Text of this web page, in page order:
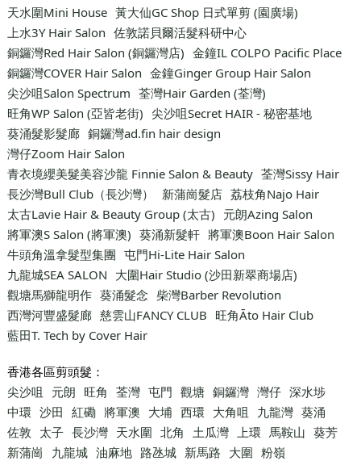
天水圍Mini House 黃大仙GC Shop 日式單剪 (園廣場)
上水3Y Hair Salon 佐敦諾貝爾活髮科研中心
銅鑼灣Red Hair Salon (銅鑼灣店) 金鐘IL COLPO Pacific Place
銅鑼灣COVER Hair Salon 金鐘Ginger Group Hair Salon
尖沙咀Salon Spectrum 荃灣Hair Garden (荃灣)
旺角WP Salon (亞皆老街) 尖沙咀Secret HAIR - 秘密基地
葵涌髮影髮廊 銅鑼灣ad.fin hair design
灣仔Zoom Hair Salon
青衣境纓美髮美容沙龍 Finnie Salon & Beauty 荃灣Sissy Hair
長沙灣Bull Club（長沙灣）
新蒲崗髮店 荔枝角Najo Hair
太古Lavie Hair & Beauty Group (太古) 元朗Azing Salon
將軍澳S Salon (將軍澳) 葵涌新髮軒 將軍澳Boon Hair Salon
牛頭角溫拿髮型集團 屯門Hi-Lite Hair Salon
九龍城SEA SALON 大圍Hair Studio (沙田新翠商場店)
觀塘馬獅龍明作 葵涌髮念 柴灣Barber Revolution
西灣河豐盛髮廊 慈雲山FANCY CLUB 旺角Āto Hair Club
藍田T. Tech by Cover Hair
香港各區剪頭髮：
尖沙咀
元朗 旺角 荃灣 屯門 觀塘 銅鑼灣 灣仔 深水埗
中環 沙田 紅磡 將軍澳 大埔 西環 大角咀 九龍灣 葵涌
佐敦 太子 長沙灣 天水圍 北角 土瓜灣 上環 馬鞍山 葵芳
新蒲崗
九龍城 油麻地 路氹城 新馬路 大圍 粉嶺